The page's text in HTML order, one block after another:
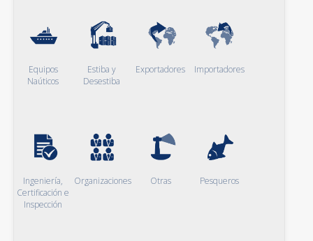
Equipos
Naúticos
Estiba y
Desestiba
Exportadores Importadores
Ingeniería,
Certificación e
Inspección
Organizaciones Otras Pesqueros